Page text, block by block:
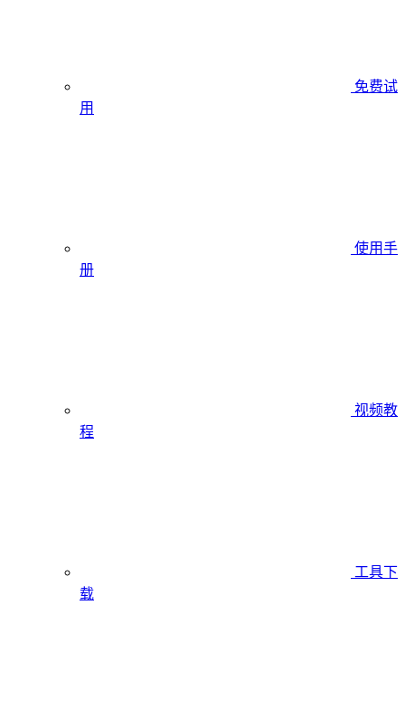
免费试
用
使用手
册
视频教
程
工具下
载